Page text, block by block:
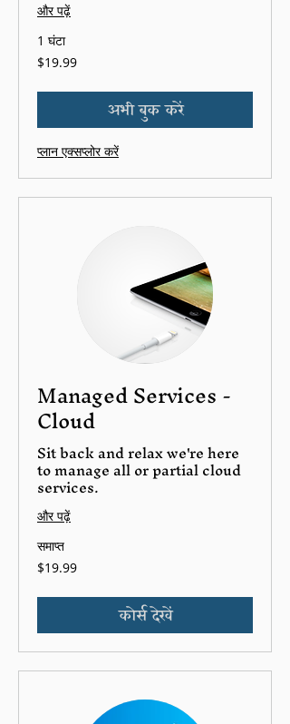
और पढ़ें
1 घंटा
19.99
यूएस
$19.99
अभी बुक करें
प्लान एक्सप्लोर करें
Managed Services -
Cloud
Sit back and relax we're here
to manage all or partial cloud
services.
और पढ़ें
समाप्त
19.99
यूएस
$19.99
कोर्स देखें